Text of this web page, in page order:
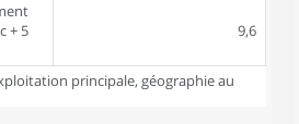
+ 5
9,6
principale, géographie au